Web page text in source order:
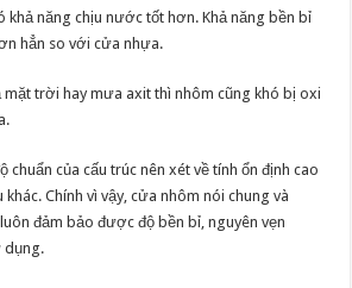
khả năng chịu nước tốt hơn. Khả năng bền bỉ
hẳn so với cửa nhựa.
mặt trời hay mưa axit thì nhôm cũng khó bị oxi
của cấu trúc nên xét về tính ổn định cao
Chính vì vậy, cửa nhôm nói chung và
đảm bảo được độ bền bỉ, nguyên vẹn
dụng.